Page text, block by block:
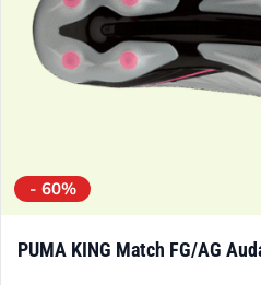
- 60%
PUMA KING Match FG/AG